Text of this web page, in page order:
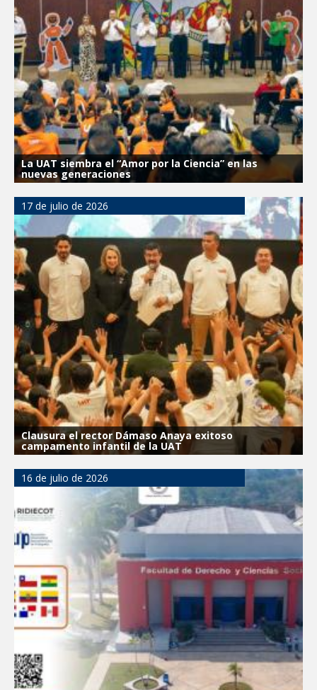
La UAT siembra el “Amor por la Ciencia” en las
nuevas generaciones
17 de julio de 2026
Clausura el rector Dámaso Anaya exitoso
campamento infantil de la UAT
16 de julio de 2026